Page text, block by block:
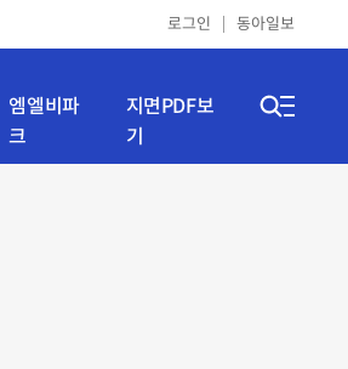
로그인 동아일보
엠엘비파
크
지면PDF보
기